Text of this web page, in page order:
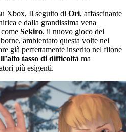
Xbox, Il seguito di Ori, affascinante
e dalla grandissima vena
Sekiro, il nuovo gioco dei
ambientato questa volte nel
già perfettamente inserito nel filone
tasso di difficoltà ma
più esigenti.